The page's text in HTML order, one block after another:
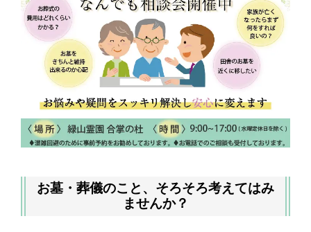
お墓・葬儀のこと、そろそろ考えてはみ
ませんか？